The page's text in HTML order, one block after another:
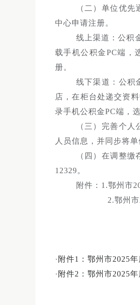
（二）单位优
中心申请注册。
线上渠道：公积
载手机公积金PC端，
册。
线下渠道：公积
店，在柜台处递交资
录手机公积金PC端，
（三）完善个
人员信息，并同步将
（四）在调整
12329。
附件：1.鄂州市
2.鄂州
· 附件1：鄂州市2025
· 附件2：鄂州市2025